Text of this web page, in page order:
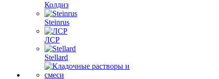
Колдиз
Steinrus
ЛСР
Stellard